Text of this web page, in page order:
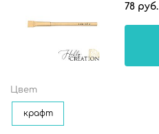
78 руб.
Цвет
крафт